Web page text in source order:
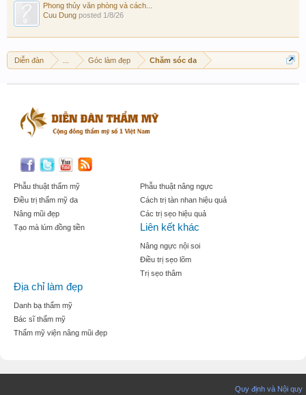
Phong thủy văn phòng và cách...
Cuu Dung posted 1/8/26
Diễn đàn Góc làm đẹp Chăm sóc da
Phẫu thuật thẩm mỹ
Điều trị thẩm mỹ da
Nâng mũi đẹp
Tạo mà lúm đồng tiền
Phẫu thuật nâng ngực
Cách trị tàn nhan hiệu quả
Các trị sẹo hiệu quả
Liên kết khác
Nâng ngực nội soi
Điều trị sẹo lõm
Trị sẹo thâm
Địa chỉ làm đẹp
Danh bạ thẩm mỹ
Bác sĩ thẩm mỹ
Thẩm mỹ viện nâng mũi đẹp
Quy định và Nội quy